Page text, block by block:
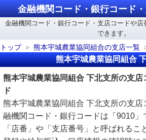
金融機関コード・銀行コード
金融機関コード・銀行コード・支店コードや
できます。
トップ
熊本宇城農業協同組合の支店一覧
熊本宇城農業協同組合
熊本宇城農業協同組合 下北支所の支
ド
熊本宇城農業協同組合 下北支所の支
融機関コード・銀行コードは「9010」
「店番」や「支店番号」と呼ばれるこ